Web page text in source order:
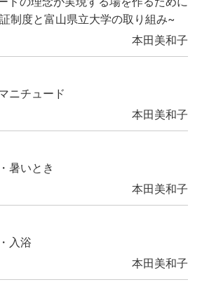
制度と富山県立大学の取り組み~
本田美和子
ニチュード
本田美和子
暑いとき
本田美和子
入浴
本田美和子